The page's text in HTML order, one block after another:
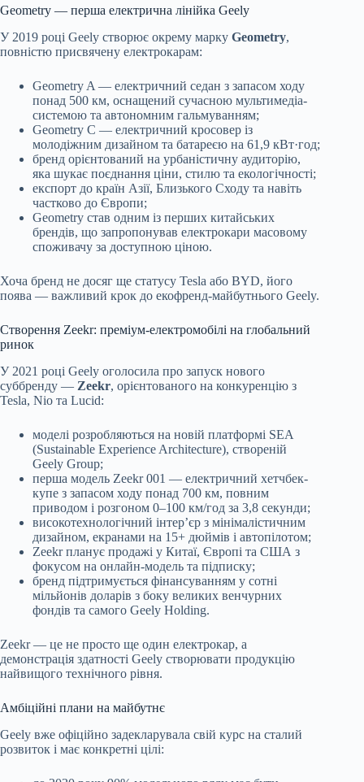
Geometry — перша електрична лінійка Geely
У 2019 році Geely створює окрему марку Geometry,
повністю присвячену електрокарам:
Geometry A — електричний седан з запасом ходу
понад 500 км, оснащений сучасною мультимедіа-
системою та автономним гальмуванням;
Geometry C — електричний кросовер із
молодіжним дизайном та батареєю на 61,9 кВт·год;
бренд орієнтований на урбаністичну аудиторію,
яка шукає поєднання ціни, стилю та екологічності;
експорт до країн Азії, Близького Сходу та навіть
частково до Європи;
Geometry став одним із перших китайських
брендів, що запропонував електрокари масовому
споживачу за доступною ціною.
Хоча бренд не досяг ще статусу Tesla або BYD, його
поява — важливий крок до екофренд-майбутнього Geely.
Створення Zeekr: преміум-електромобілі на глобальний
ринок
У 2021 році Geely оголосила про запуск нового
суббренду — Zeekr, орієнтованого на конкуренцію з
Tesla, Nio та Lucid:
моделі розробляються на новій платформі SEA
(Sustainable Experience Architecture), створеній
Geely Group;
перша модель Zeekr 001 — електричний хетчбек-
купе з запасом ходу понад 700 км, повним
приводом і розгоном 0–100 км/год за 3,8 секунди;
високотехнологічний інтер’єр з мінімалістичним
дизайном, екранами на 15+ дюймів і автопілотом;
Zeekr планує продажі у Китаї, Європі та США з
фокусом на онлайн-модель та підписку;
бренд підтримується фінансуванням у сотні
мільйонів доларів з боку великих венчурних
фондів та самого Geely Holding.
Zeekr — це не просто ще один електрокар, а
демонстрація здатності Geely створювати продукцію
найвищого технічного рівня.
Амбіційні плани на майбутнє
Geely вже офіційно задекларувала свій курс на сталий
розвиток і має конкретні цілі: